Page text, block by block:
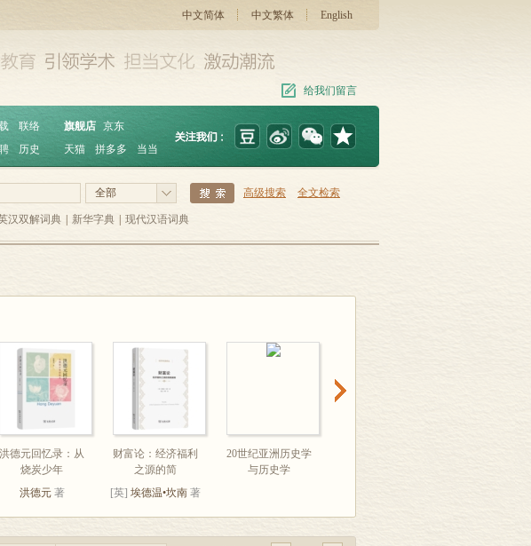
中文简体 中文繁体 English
给我们留言
联络
历史
旗舰店 京东
天猫
拼多多 当当
全部 高级搜索 全文检索
汉双解词典 新华字典 现代汉语词典
洪德元回忆录：从
烧炭少年
洪德元著
财富论：经济福利
之源的简
[英] 埃德温•坎南 著
20世纪亚洲历史学
与历史学